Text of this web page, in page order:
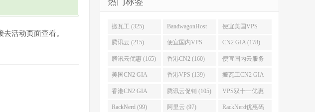
活动页面查看。
搬瓦工 (325) BandwagonHost
(223)
便宜美国VPS
(222)
腾讯云 (215) 便宜国内VPS
(184)
CN2 GIA (178)
腾讯云优惠 (165) 香港CN2 (160) 便宜国内云服务
器 (152)
美国CN2 GIA
(141)
香港VPS (139) 搬瓦工CN2 GIA
(118)
香港CN2 GIA
(111)
腾讯云促销 (105) VPS双十一优惠
(102)
RackNerd (99) 阿里云 (97) RackNerd优惠码